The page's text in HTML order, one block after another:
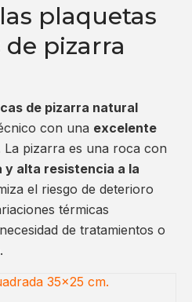
plaquetas
pizarra
de pizarra natural
con una excelente
La pizarra es una roca con
y alta resistencia a la
el riesgo de deterioro
térmicas
de tratamientos o